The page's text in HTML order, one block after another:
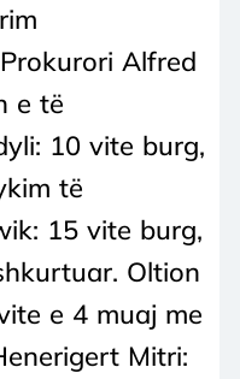
Alfred
e të
10 vite burg,
të
15 vite burg,
Oltion
e 4 muaj me
Mitri: